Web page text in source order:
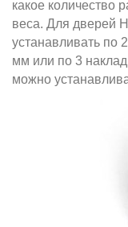
какое количество
веса. Для дверей
устанавливать по
мм или по 3
можно